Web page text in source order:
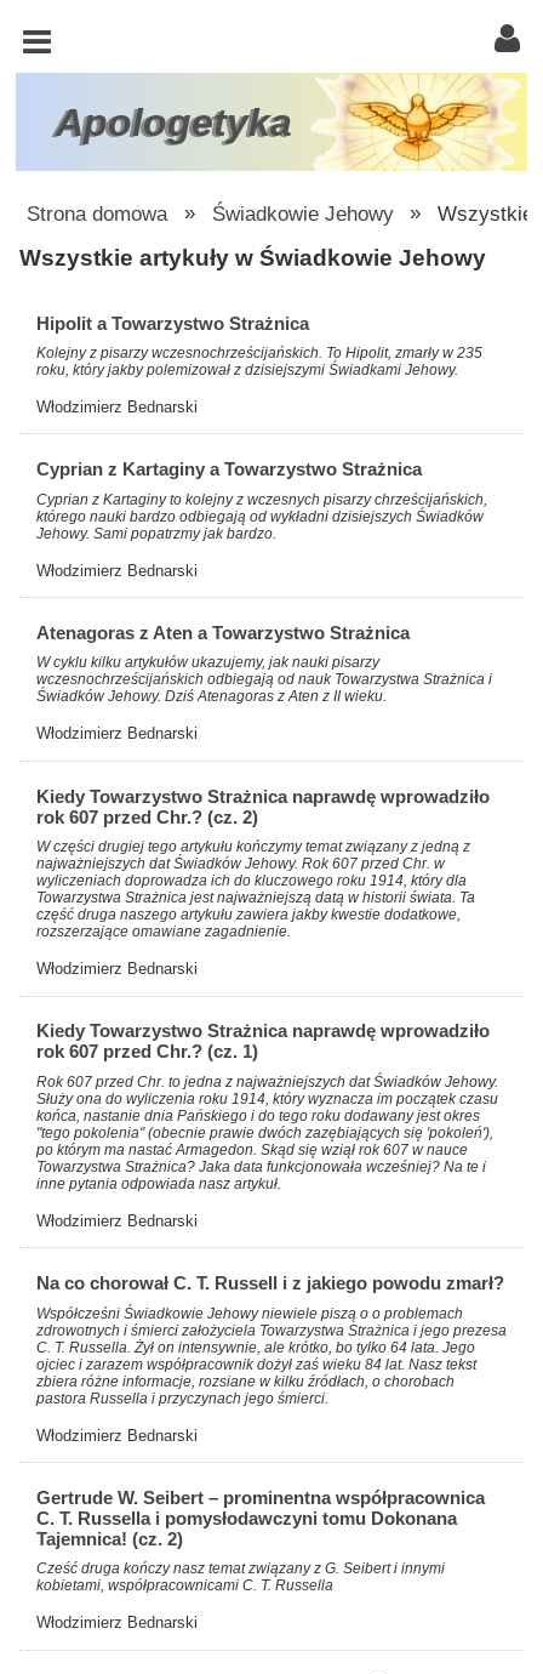
Apologetyka
KOŚCIÓŁ
KATOLICKI
TRÓJCA
ŚWIĘTA
ATEIZM
JEHOWY
W
OBRONIE
WIARY
INNE
Strona domowa » Świadkowie Jehowy » Wszystkie
Wszystkie artykuły w Świadkowie Jehowy
Hipolit a Towarzystwo Strażnica
Kolejny z pisarzy wczesnochrześcijańskich. To Hipolit, zmarły w 235
roku, który jakby polemizował z dzisiejszymi Świadkami Jehowy.
Włodzimierz Bednarski
Cyprian z Kartaginy a Towarzystwo Strażnica
Cyprian z Kartaginy to kolejny z wczesnych pisarzy chrześcijańskich,
którego nauki bardzo odbiegają od wykładni dzisiejszych Świadków
Jehowy. Sami popatrzmy jak bardzo.
Włodzimierz Bednarski
Atenagoras z Aten a Towarzystwo Strażnica
W cyklu kilku artykułów ukazujemy, jak nauki pisarzy
wczesnochrześcijańskich odbiegają od nauk Towarzystwa Strażnica i
Świadków Jehowy. Dziś Atenagoras z Aten z II wieku.
Włodzimierz Bednarski
Kiedy Towarzystwo Strażnica naprawdę wprowadziło
rok 607 przed Chr.? (cz. 2)
W części drugiej tego artykułu kończymy temat związany z jedną z
najważniejszych dat Świadków Jehowy. Rok 607 przed Chr. w
wyliczeniach doprowadza ich do kluczowego roku 1914, który dla
Towarzystwa Strażnica jest najważniejszą datą w historii świata. Ta
część druga naszego artykułu zawiera jakby kwestie dodatkowe,
rozszerzające omawiane zagadnienie.
Włodzimierz Bednarski
Kiedy Towarzystwo Strażnica naprawdę wprowadziło
rok 607 przed Chr.? (cz. 1)
Rok 607 przed Chr. to jedna z najważniejszych dat Świadków Jehowy.
Służy ona do wyliczenia roku 1914, który wyznacza im początek czasu
końca, nastanie dnia Pańskiego i do tego roku dodawany jest okres
"tego pokolenia" (obecnie prawie dwóch zazębiających się 'pokoleń'),
po którym ma nastać Armagedon. Skąd się wziął rok 607 w nauce
Towarzystwa Strażnica? Jaka data funkcjonowała wcześniej? Na te i
inne pytania odpowiada nasz artykuł.
Włodzimierz Bednarski
Na co chorował C. T. Russell i z jakiego powodu zmarł?
Współcześni Świadkowie Jehowy niewiele piszą o o problemach
zdrowotnych i śmierci założyciela Towarzystwa Strażnica i jego prezesa
C. T. Russella. Żył on intensywnie, ale krótko, bo tylko 64 lata. Jego
ojciec i zarazem współpracownik dożył zaś wieku 84 lat. Nasz tekst
zbiera różne informacje, rozsiane w kilku źródłach, o chorobach
pastora Russella i przyczynach jego śmierci.
Włodzimierz Bednarski
Gertrude W. Seibert – prominentna współpracownica
C. T. Russella i pomysłodawczyni tomu Dokonana
Tajemnica! (cz. 2)
Cześć druga kończy nasz temat związany z G. Seibert i innymi
kobietami, współpracownicami C. T. Russella
Włodzimierz Bednarski